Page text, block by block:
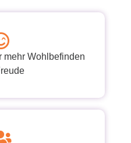
mehr Wohlbefinden